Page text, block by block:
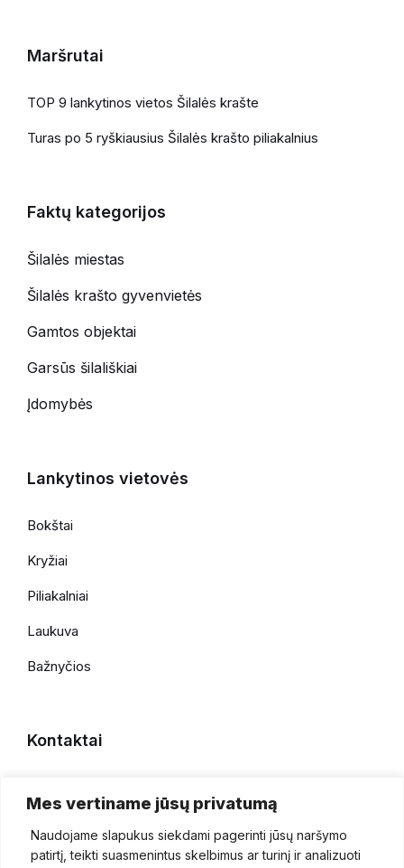
Mes vertiname jūsų privatumą
Naudojame slapukus siekdami pagerinti jūsų naršymo
patirtį, teikti suasmenintus skelbimus ar turinį ir analizuoti
Maršrutai
TOP 9 lankytinos vietos Šilalės krašte
Turas po 5 ryškiausius Šilalės krašto piliakalnius
Faktų kategorijos
Šilalės miestas
Šilalės krašto gyvenvietės
Gamtos objektai
Garsūs šilališkiai
Įdomybės
Lankytinos vietovės
Bokštai
Kryžiai
Piliakalniai
Laukuva
Bažnyčios
Kontaktai
faktaiapiesilale@gmail.com